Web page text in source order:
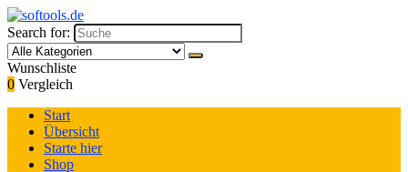
Search for:
Wunschliste
0 Vergleich
Start
Übersicht
Starte hier
Shop